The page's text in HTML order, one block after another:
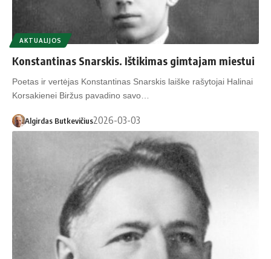
AKTUALIJOS
Konstantinas Snarskis. Ištikimas gimtajam miestui
Poetas ir vertėjas Konstantinas Snarskis laiške rašytojai Halinai
Korsakienei Biržus pavadino savo…
Algirdas Butkevičius2026-03-03